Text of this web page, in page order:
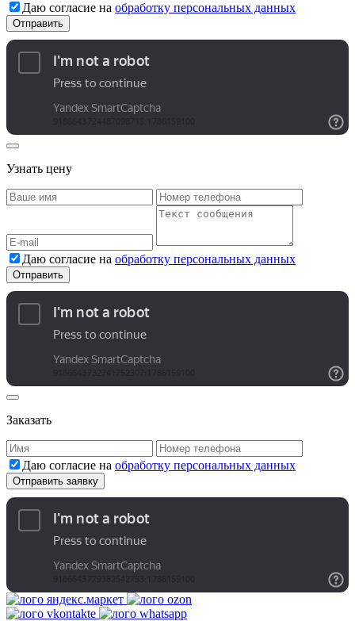
Даю согласие на обработку персональных данных
Узнать цену
Даю согласие на обработку персональных данных
Заказать
Даю согласие на обработку персональных данных